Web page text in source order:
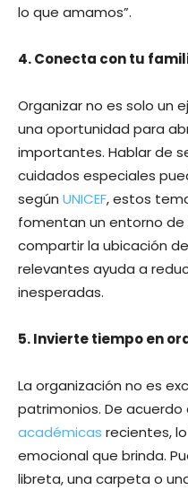
lo que amamos”.
4. Conecta con tu
Organizar no es solo un
una oportunidad para
importantes. Hablar de
cuidados especiales
según UNICEF, estos
fomentan un entorno de
compartir la ubicación
relevantes ayuda a
inesperadas.
5. Invierte tiempo en
La organización no es
patrimonios. De acuerdo
académicas recientes,
emocional que brinda.
libreta, una carpeta o